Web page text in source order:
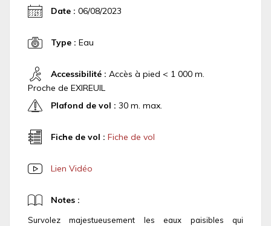
Date : 06/08/2023
Type : Eau
Accessibilité : Accès à pied < 1 000 m.
Proche de EXIREUIL
Plafond de vol : 30 m. max.
Fiche de vol : Fiche de vol
Lien Vidéo
Notes :
Survolez majestueusement les eaux paisibles qui